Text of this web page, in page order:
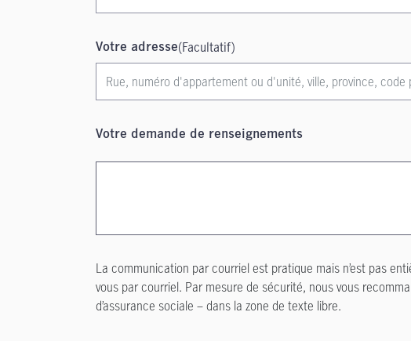
Votre adresse(Facultatif)
Votre demande de renseignements
La communication par courriel est pratique mais n’est pas
vous par courriel. Par mesure de sécurité, nous vous
d’assurance sociale – dans la zone de texte libre.